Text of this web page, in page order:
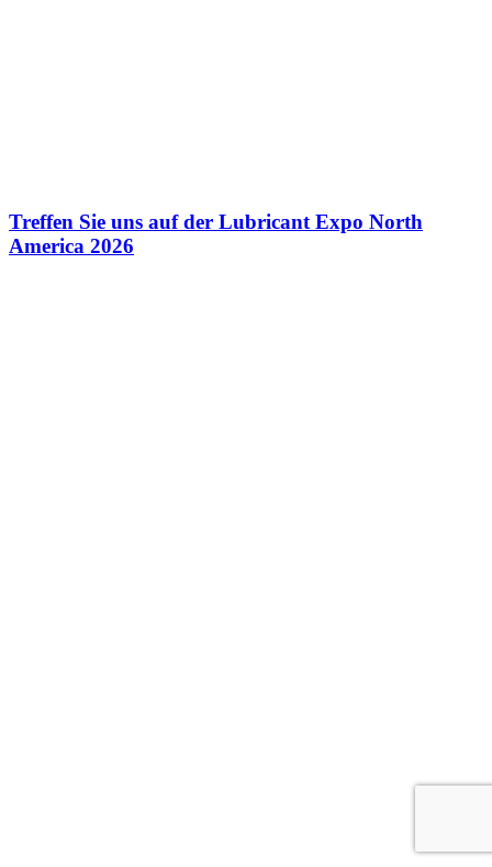
Treffen Sie uns auf der Lubricant Expo North
America 2026